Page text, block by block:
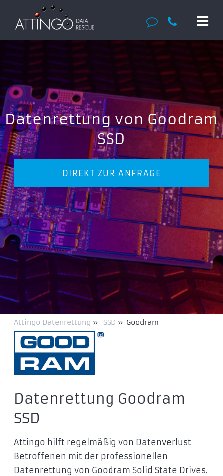
Datenrettung von Goodram
SSD
DIREKT ZUR ANFRAGE
Attingo Datenrettung » SSD » Goodram
Datenrettung Goodram
SSD
Attingo hilft regelmäßig von Datenverlust
Betroffenen mit der professionellen
Datenrettung von Goodram Solid State Drives.